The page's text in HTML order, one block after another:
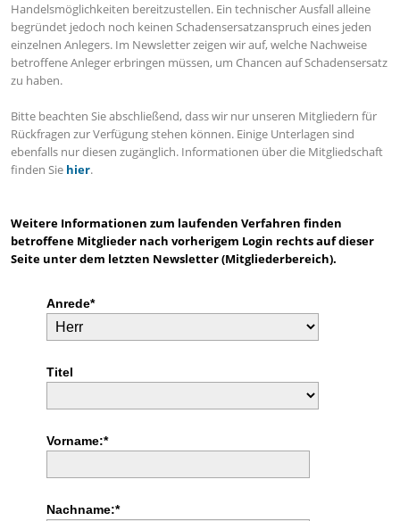
Handelsmöglichkeiten bereitzustellen. Ein technischer Ausfall alleine
begründet jedoch noch keinen Schadensersatzanspruch eines jeden
einzelnen Anlegers. Im Newsletter zeigen wir auf, welche Nachweise
betroffene Anleger erbringen müssen, um Chancen auf Schadensersatz
zu haben.
Bitte beachten Sie abschließend, dass wir nur unseren Mitgliedern für
Rückfragen zur Verfügung stehen können. Einige Unterlagen sind
ebenfalls nur diesen zugänglich. Informationen über die Mitgliedschaft
finden Sie hier.
Weitere Informationen zum laufenden Verfahren finden
betroffene Mitglieder nach vorherigem Login rechts auf dieser
Seite unter dem letzten Newsletter (Mitgliederbereich).
Anrede*
Titel
Vorname:*
Nachname:*